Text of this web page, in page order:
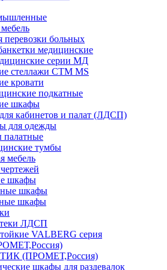
перевозки больных
медицинские
серии МД
стеллажи СТМ MS
кровати
подкатные
шкафы
кабинетов и палат (ЛДСП)
для одежды
палатные
тумбы
мебель
шкафы
шкафы
шкафы
ЛДСП
VALBERG серия
(ПРОМЕТ,Россия)
шкафы для раздевалок